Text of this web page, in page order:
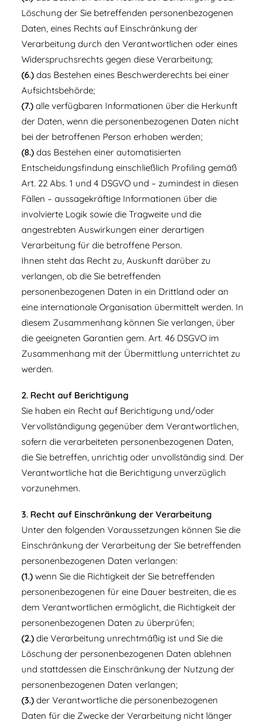
Löschung der Sie betreffenden personenbezogenen
Daten, eines Rechts auf Einschränkung der
Verarbeitung durch den Verantwortlichen oder eines
Widerspruchsrechts gegen diese Verarbeitung;
(6.) das Bestehen eines Beschwerderechts bei einer
Aufsichtsbehörde;
(7.) alle verfügbaren Informationen über die Herkunft
der Daten, wenn die personenbezogenen Daten nicht
bei der betroffenen Person erhoben werden;
(8.) das Bestehen einer automatisierten
Entscheidungsfindung einschließlich Profiling gemäß
Art. 22 Abs. 1 und 4 DSGVO und – zumindest in diesen
Fällen – aussagekräftige Informationen über die
involvierte Logik sowie die Tragweite und die
angestrebten Auswirkungen einer derartigen
Verarbeitung für die betroffene Person.
Ihnen steht das Recht zu, Auskunft darüber zu
verlangen, ob die Sie betreffenden
personenbezogenen Daten in ein Drittland oder an
eine internationale Organisation übermittelt werden. In
diesem Zusammenhang können Sie verlangen, über
die geeigneten Garantien gem. Art. 46 DSGVO im
Zusammenhang mit der Übermittlung unterrichtet zu
werden.
2. Recht auf Berichtigung
Sie haben ein Recht auf Berichtigung und/oder
Vervollständigung gegenüber dem Verantwortlichen,
sofern die verarbeiteten personenbezogenen Daten,
die Sie betreffen, unrichtig oder unvollständig sind. Der
Verantwortliche hat die Berichtigung unverzüglich
vorzunehmen.
3. Recht auf Einschränkung der Verarbeitung
Unter den folgenden Voraussetzungen können Sie die
Einschränkung der Verarbeitung der Sie betreffenden
personenbezogenen Daten verlangen:
(1.) wenn Sie die Richtigkeit der Sie betreffenden
personenbezogenen für eine Dauer bestreiten, die es
dem Verantwortlichen ermöglicht, die Richtigkeit der
personenbezogenen Daten zu überprüfen;
(2.) die Verarbeitung unrechtmäßig ist und Sie die
Löschung der personenbezogenen Daten ablehnen
und stattdessen die Einschränkung der Nutzung der
personenbezogenen Daten verlangen;
(3.) der Verantwortliche die personenbezogenen
Daten für die Zwecke der Verarbeitung nicht länger